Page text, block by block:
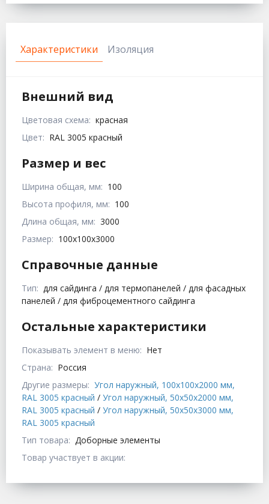
Характеристики Изоляция
Внешний вид
Цветовая схема: красная
Цвет: RAL 3005 красный
Размер и вес
Ширина общая, мм: 100
Высота профиля, мм: 100
Длина общая, мм: 3000
Размер: 100x100x3000
Справочные данные
Тип: для сайдинга / для термопанелей / для фасадных
панелей / для фиброцементного сайдинга
Остальные характеристики
Показывать элемент в меню: Нет
Страна: Россия
Другие размеры: Угол наружный, 100x100x2000 мм,
RAL 3005 красный / Угол наружный, 50x50x2000 мм,
RAL 3005 красный / Угол наружный, 50x50x3000 мм,
RAL 3005 красный
Тип товара: Доборные элементы
Товар участвует в акции: